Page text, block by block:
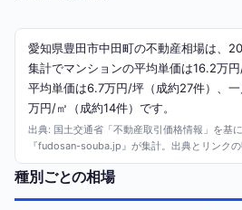
愛知県豊田市中田町の不動産相場は、
集計でマンションの平均単価は16.2万
平均単価は6.7万円/坪（成約27件）、
万円/㎡（成約14件）です。
出典: 国土交通省「不動産取引価格情報」を基
『fudosan-souba.jp』が集計。出典とリンクの
種別ごとの相場